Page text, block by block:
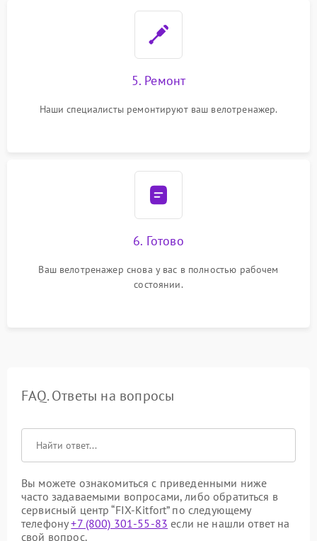
5. Ремонт
Наши специалисты ремонтируют ваш велотренажер.
6. Готово
Ваш велотренажер снова у вас в полностью рабочем
состоянии.
FAQ. Ответы на вопросы
Вы можете ознакомиться с приведенными ниже
часто задаваемыми вопросами, либо обратиться в
сервисный центр “FIX-Kitfort” по следующему
телефону+7 (800) 301-55-83 если не нашли ответ на
свой вопрос.